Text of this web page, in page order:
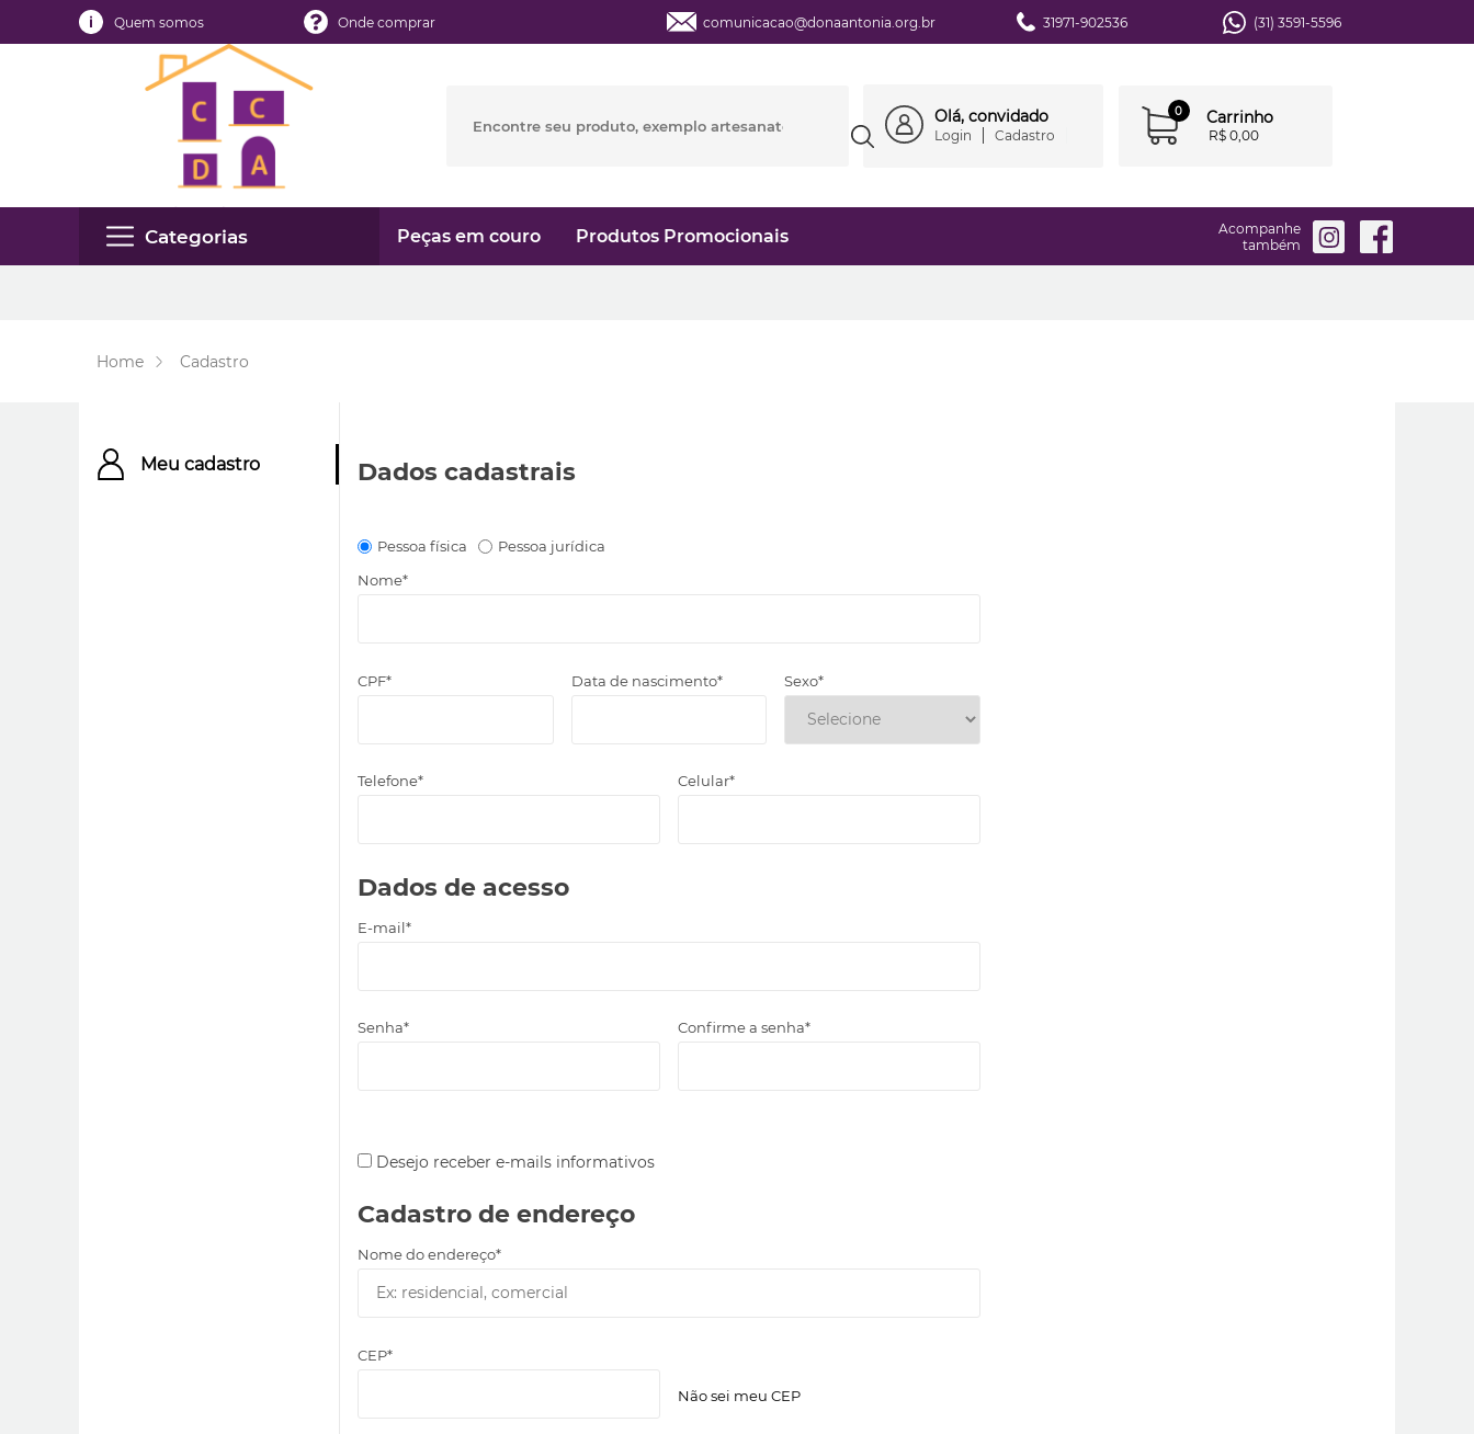
Quem somos Onde comprar comunicacao@donaantonia.org.br 31971-902536 (31) 3591-5596
Olá, convidado
Login Cadastro
0 Carrinho
R$ 0,00
Categorias Peças em couro Produtos Promocionais
Acompanhe
também
Home Cadastro
Meu cadastro Dados cadastrais
Pessoa física
Pessoa jurídica
Nome*
CPF* Data de nascimento* Sexo*
Telefone* Celular*
Dados de acesso
E-mail*
Senha* Confirme a senha*
Desejo receber e-mails informativos
Cadastro de endereço
Nome do endereço*
CEP*
Não sei meu CEP